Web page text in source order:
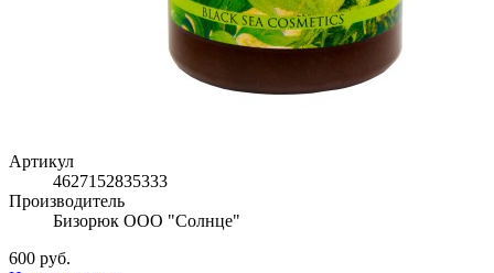
Артикул
4627152835333
Производитель
Бизорюк ООО "Солнце"
600 руб.